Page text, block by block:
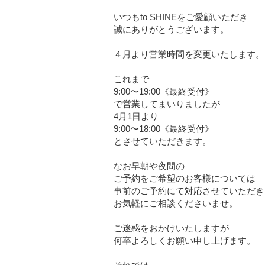
いつもto SHINEをご愛顧いただき
誠にありがとうございます。
４月より営業時間を変更いたします。
これまで
9:00〜19:00《最終受付》
で営業してまいりましたが
4月1日より
9:00〜18:00《最終受付》
とさせていただきます。
なお早朝や夜間の
ご予約をご希望のお客様については
事前のご予約にて対応させていただ
お気軽にご相談くださいませ。
ご迷惑をおかけいたしますが
何卒よろしくお願い申し上げます。